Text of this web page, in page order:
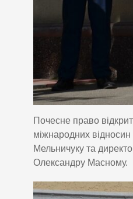
Почесне право
міжнародних відносин
Мельничуку та
Олександру Масному.